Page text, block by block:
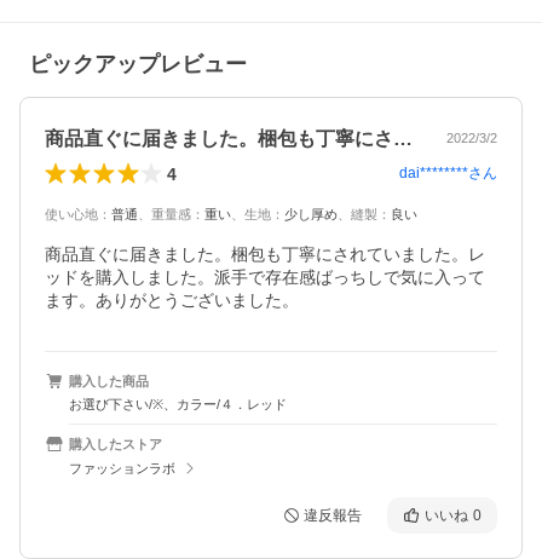
ピックアップレビュー
商品直ぐに届きました。梱包も丁寧にされ… 2022/3/2
4 dai********さん
使い心地 ： 普通 重量感 ： 重い 生地 ： 少し厚め 縫製 ： 良い
商品直ぐに届きました。梱包も丁寧にされていました。レ
ッドを購入しました。派手で存在感ばっちしで気に入って
ます。ありがとうございました。
購入した商品
お選び下さい/※、カラー/４．レッド
購入したストア
ファッションラボ
違反報告 いいね 0